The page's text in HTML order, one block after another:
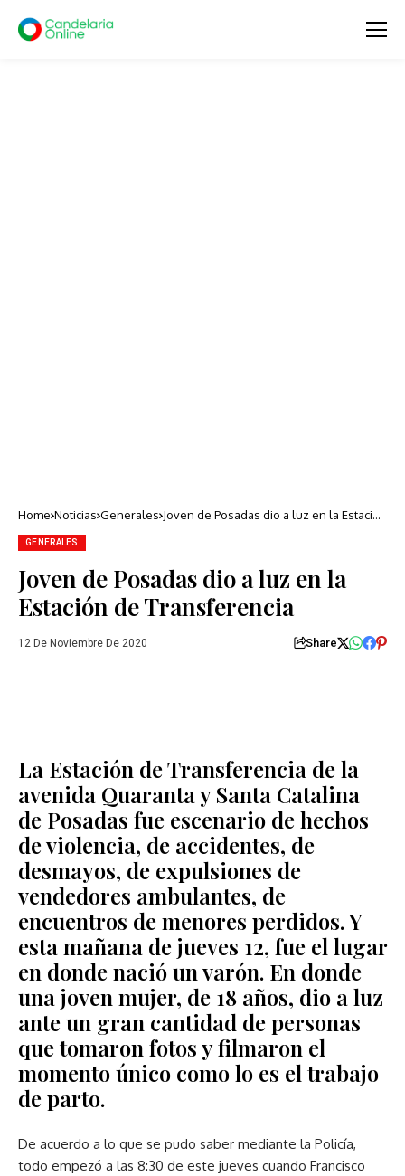
Home Noticias Generales Joven de Posadas dio a luz en la Estación
GENERALES
Joven de Posadas dio a luz en la
Estación de Transferencia
12 De Noviembre De 2020 Share
La Estación de Transferencia de la
avenida Quaranta y Santa Catalina
de Posadas fue escenario de hechos
de violencia, de accidentes, de
desmayos, de expulsiones de
vendedores ambulantes, de
encuentros de menores perdidos. Y
esta mañana de jueves 12, fue el lugar
en donde nació un varón. En donde
una joven mujer, de 18 años, dio a luz
ante un gran cantidad de personas
que tomaron fotos y filmaron el
momento único como lo es el trabajo
de parto.
De acuerdo a lo que se pudo saber mediante la Policía,
todo empezó a las 8:30 de este jueves cuando Francisco